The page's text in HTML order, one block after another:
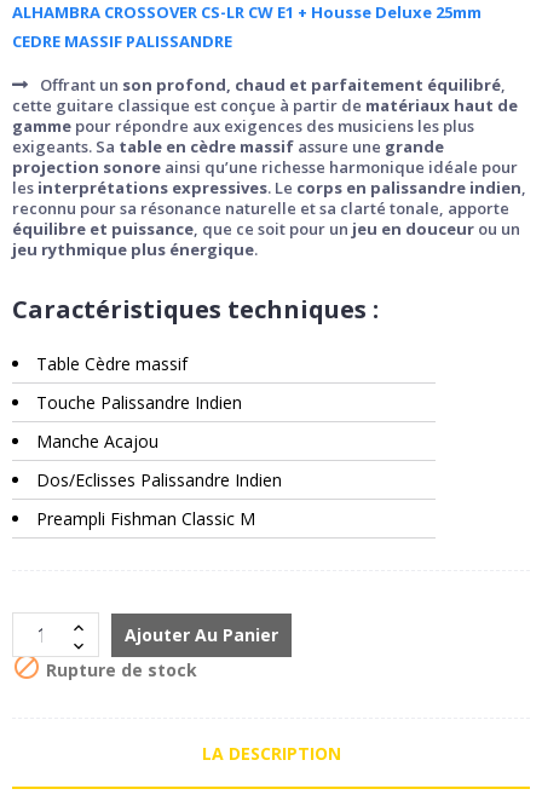
ALHAMBRA CROSSOVER CS-LR CW E1 + Housse Deluxe 25mm
CEDRE MASSIF PALISSANDRE
Offrant un son profond, chaud et parfaitement équilibré,
cette guitare classique est conçue à partir de matériaux haut de
gamme pour répondre aux exigences des musiciens les plus
exigeants. Sa table en cèdre massif assure une grande
projection sonore ainsi qu’une richesse harmonique idéale pour
les interprétations expressives. Le corps en palissandre indien,
reconnu pour sa résonance naturelle et sa clarté tonale, apporte
équilibre et puissance, que ce soit pour un jeu en douceur ou un
jeu rythmique plus énergique.
Caractéristiques techniques :
Table Cèdre massif
Touche Palissandre Indien
Manche Acajou
Dos/Eclisses Palissandre Indien
Preampli Fishman Classic M
Ajouter Au Panier
 Rupture de stock
LA DESCRIPTION